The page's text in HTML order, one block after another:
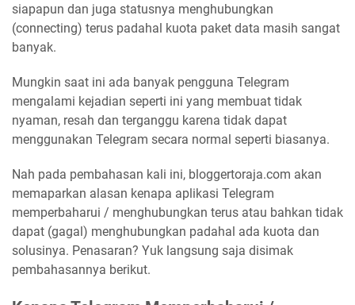
siapapun dan juga statusnya menghubungkan
(connecting) terus padahal kuota paket data masih sangat
banyak.
Mungkin saat ini ada banyak pengguna Telegram
mengalami kejadian seperti ini yang membuat tidak
nyaman, resah dan terganggu karena tidak dapat
menggunakan Telegram secara normal seperti biasanya.
Nah pada pembahasan kali ini, bloggertoraja.com akan
memaparkan alasan kenapa aplikasi Telegram
memperbaharui / menghubungkan terus atau bahkan tidak
dapat (gagal) menghubungkan padahal ada kuota dan
solusinya. Penasaran? Yuk langsung saja disimak
pembahasannya berikut.